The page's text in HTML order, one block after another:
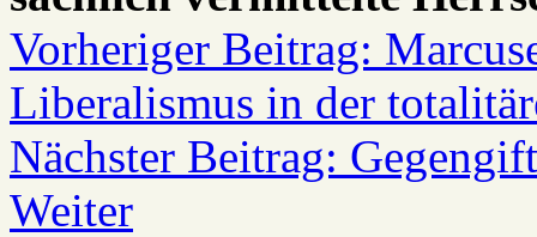
Vorheriger Beitrag:
Liberalismus in der
Nächster Beitrag:
Weiter